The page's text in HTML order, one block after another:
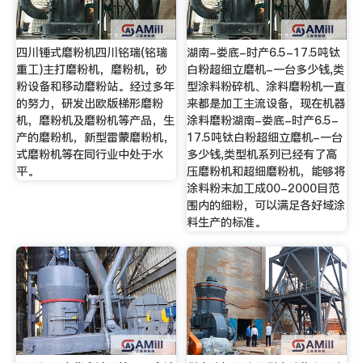
四川锤式磨粉机四川铭瑞(铭瑞
重工)主打磨粉机，磨粉机，砂
粉设备和移动磨粉站。经过多年
的努力，研发出欧版梯形磨粉
机，磨粉机及磨粉机等产品，生
产的磨粉机，新型雷蒙磨粉机，
式磨粉机等在同行业中处于水
平。
湖南-娄底-时产6.5-17.5吨钛
白粉超细立磨机-一台多少钱,类
型涂料粉碎机、涂料磨粉机一直
来都是加工主流设备，现在机器
涂料磨粉湖南-娄底-时产6.5-
17.5吨钛白粉超细立磨机-一台
多少钱,类型机系列已经有了高
压磨粉机和超细磨粉机，能够将
涂料粉末加工成00-2000目范
围内的细粉，可以满足各好域涂
料生产的标准。